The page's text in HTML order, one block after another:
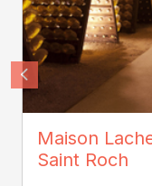
Maison
Saint Roch